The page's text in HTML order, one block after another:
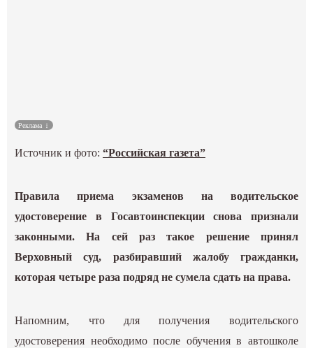
ГИД
Реклама
Источник и фото:“Российская газета”
Правила приема экзаменов на водительское
удостоверение в Госавтоинспекции снова признали
законными. На сей раз такое решение принял
Верховный суд, разбиравший жалобу гражданки,
которая четыре раза подряд не сумела сдать на права.
Напомним, что для получения водительского
удостоверения необходимо после обучения в автошколе